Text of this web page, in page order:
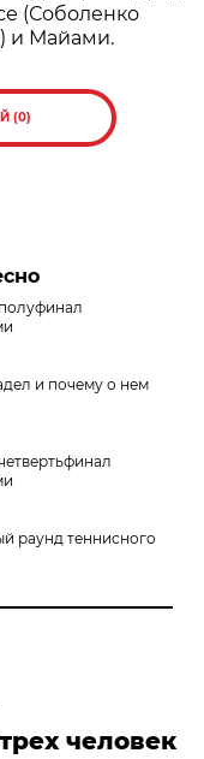
(Соболенко
и Майами.
(0)
и почему о нем
раунд теннисного
человек